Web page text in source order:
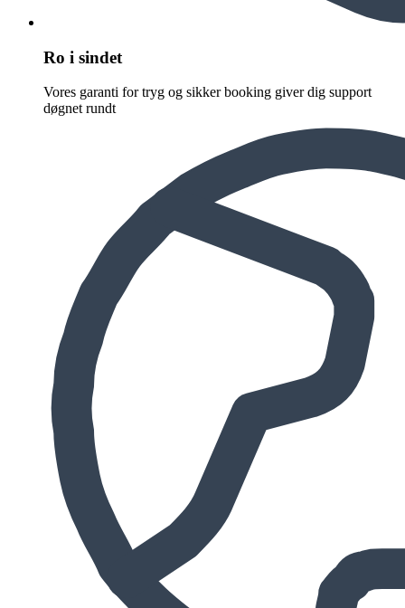
Ro i sindet
Vores garanti for tryg og sikker booking giver dig support
døgnet rundt